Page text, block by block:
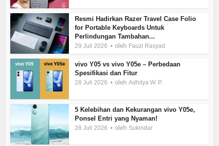
Resmi Hadirkan Razer Travel Case Folio
for Portable Keyboards Untuk
Perlindungan Tambahan...
29 Juli 2026 oleh Fauzi Rasyad
vivo Y05 vs vivo Y05e – Perbedaan
Spesifikasi dan Fitur
28 Juli 2026 olehAdhitya W. P.
5 Kelebihan dan Kekurangan vivo Y05e,
Ponsel Entri yang Nyaman!
28 Juli 2026 oleh Sukindar